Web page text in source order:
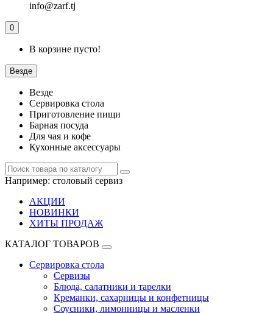
info@zarf.tj
0
В корзине пусто!
Везде
Везде
Сервировка стола
Приготовление пищи
Барная посуда
Для чая и кофе
Кухонные аксессуары
Например: столовый сервиз
АКЦИИ
НОВИНКИ
ХИТЫ ПРОДАЖ
КАТАЛОГ ТОВАРОВ
Сервировка стола
Сервизы
Блюда, салатники и тарелки
Креманки, сахарницы и конфетницы
Соусники, лимонницы и масленки